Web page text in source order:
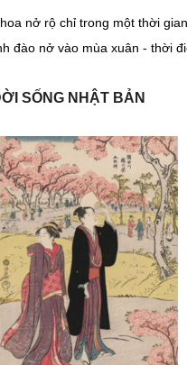
nở rộ chỉ trong một thời
đào nở vào mùa xuân - thời
SỐNG NHẬT BẢN